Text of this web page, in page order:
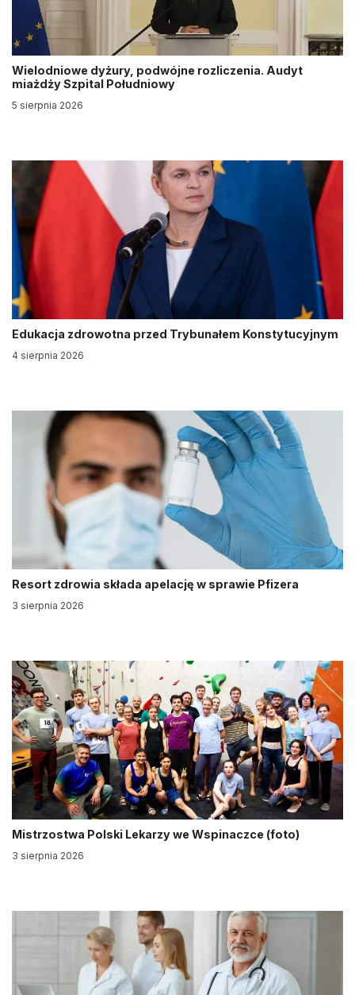
Wielodniowe dyżury, podwójne rozliczenia. Audyt
miażdży Szpital Południowy
5 sierpnia 2026
Edukacja zdrowotna przed Trybunałem Konstytucyjnym
4 sierpnia 2026
Resort zdrowia składa apelację w sprawie Pfizera
3 sierpnia 2026
Mistrzostwa Polski Lekarzy we Wspinaczce (foto)
3 sierpnia 2026